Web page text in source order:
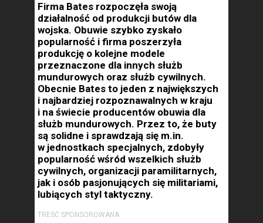
Firma Bates rozpoczęła swoją
działalność od produkcji butów dla
wojska. Obuwie szybko zyskało
popularność i firma poszerzyła
produkcję o kolejne modele
przeznaczone dla innych służb
mundurowych oraz służb cywilnych.
Obecnie Bates to jeden z największych
i najbardziej rozpoznawalnych w kraju
i na świecie producentów obuwia dla
służb mundurowych. Przez to, że buty
są solidne i sprawdzają się m.in.
w jednostkach specjalnych, zdobyły
popularność wśród wszelkich służb
cywilnych, organizacji paramilitarnych,
jak i osób pasjonujących się militariami,
lubiących styl taktyczny.
TREŚĆ SPONSOROWANA